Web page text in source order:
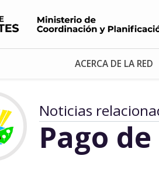
ACERCA DE LA RED
Noticias
Pago